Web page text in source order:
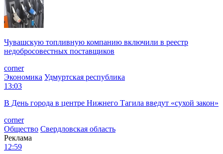
Чувашскую топливную компанию включили в реестр
недобросовестных поставщиков
corner
Экономика Удмуртская республика
13:03
В День города в центре Нижнего Тагила введут «сухой закон»
corner
Общество Свердловская область
Реклама
12:59